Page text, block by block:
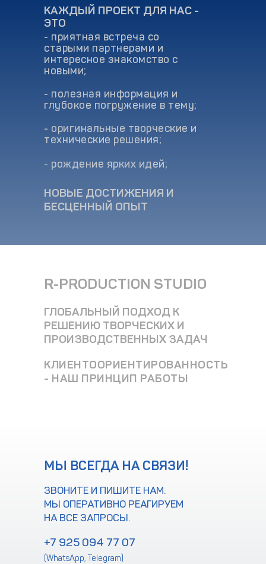
- приятная встреча со
старыми партнерами и
интересное знакомство с
новыми;
КАЖДЫЙ ПРОЕКТ ДЛЯ НАС -
ЭТО
НОВЫЕ ДОСТИЖЕНИЯ И
БЕСЦЕННЫЙ ОПЫТ
- полезная информация и
глубокое погружение в тему;
- рождение ярких идей;
- оригинальные творческие и
технические решения;
ГЛОБАЛЬНЫЙ ПОДХОД К
РЕШЕНИЮ ТВОРЧЕСКИХ И
ПРОИЗВОДСТВЕННЫХ ЗАДАЧ
КЛИЕНТООРИЕНТИРОВАННОСТЬ
- НАШ ПРИНЦИП РАБОТЫ
R-PRODUCTION STUDIO
МЫ ВСЕГДА НА СВЯЗИ!
ЗВОНИТЕ И ПИШИТЕ НАМ.
МЫ ОПЕРАТИВНО РЕАГИРУЕМ
НА ВСЕ ЗАПРОСЫ.
+7 925 094 77 07
(WhatsApp, Telegram)